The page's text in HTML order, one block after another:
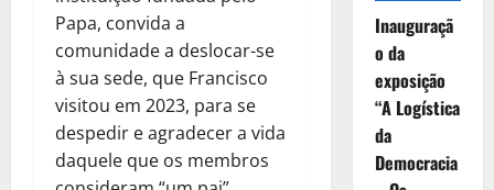
Papa, convida a
comunidade a deslocar-se
à sua sede, que Francisco
visitou em 2023, para se
despedir e agradecer a vida
daquele que os membros
Inauguraçã
o da
exposição
“A Logística
da
Democracia